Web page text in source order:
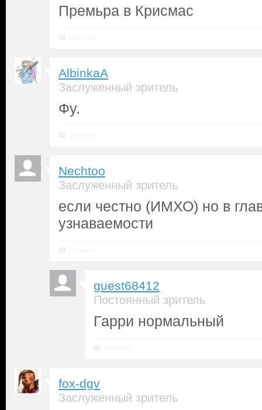
Премьра в Крисмас
AlbinkaA
Заслуженный зритель
Фу.
Nechtoo
Заслуженный зритель
если честно (ИМХО) но в
узнаваемости
guest68412
Постоянный зритель
Гарри нормальный
fox-dgv
Заслуженный зритель